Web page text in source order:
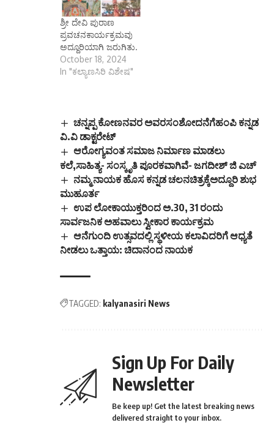
ಶ್ರೀ ದೇವಿ ಪುರಾಣ
ಪ್ರವಚನಕಾರ್ಯಕ್ರಮವು
ಅದ್ದೂರಿಯಾಗಿ ಜರುಗಿತು.
October 18, 2024
In "ಕಲ್ಯಾಣಸಿರಿ ವಿಶೇಷ"
ಚನ್ನಪ್ಪ ಕೋಣನವರ ಅವರಸಂಶೋದನೆಗೆಹಂಪಿ ಕನ್ನಡ
ವಿ.ವಿ ಡಾಕ್ಟರೇಟ್
ಆರೋಗ್ಯವಂತ ಸಮಾಜ ನಿರ್ಮಾಣ ಮಾಡಲು
ಕಲೆ,ಸಾಹಿತ್ಯ- ಸಂಸ್ಕೃತಿ ಪೂರಕವಾಗಿವೆ- ಜಗದೀಶ್ ಜಿ ಎಚ್
ನಮ್ಮ ನಾಯಕ ಹೊಸ ಕನ್ನಡ ಚಲನಚಿತ್ರಕ್ಕೆಅದ್ದೂರಿ ಶುಭ
ಮುಹೂರ್ತ
ಉಪ ಲೋಕಾಯುಕ್ತರಿಂದ ಅ.30, 31 ರಂದು
ಸಾರ್ವಜನಿಕ ಅಹವಾಲು ಸ್ವೀಕಾರ ಕಾರ್ಯಕ್ರಮ
ಆನೆಗುಂದಿ ಉತ್ಸವದಲ್ಲಿ ಸ್ಥಳೀಯ ಕಲಾವಿದರಿಗೆ ಆಧ್ಯತೆ
ನೀಡಲು ಒತ್ತಾಯ: ಚಿದಾನಂದ ನಾಯಕ
TAGGED: kalyanasiri News
Sign Up For Daily
Newsletter
Be keep up! Get the latest breaking news
delivered straight to your inbox.